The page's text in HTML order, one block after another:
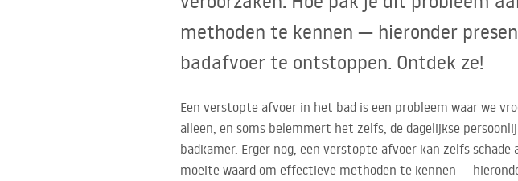
methoden te kennen — hieronder
badafvoer te ontstoppen. Ontdek ze!
Een verstopte afvoer in het bad is een probleem waar we
alleen, en soms belemmert het zelfs, de dagelijkse
badkamer. Erger nog, een verstopte afvoer kan zelfs
moeite waard om effectieve methoden te kennen —